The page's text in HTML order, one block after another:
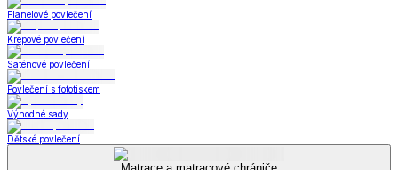
Flanelové povlečení
Krepové povlečení
Saténové povlečení
Povlečení s fototiskem
Výhodné sady
Dětské povlečení